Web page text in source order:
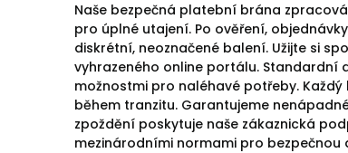
Naše bezpečná platební brána
pro úplné utajení. Po ověření,
diskrétní, neoznačené balení. Užijte si
vyhrazeného online portálu. Standardní
možnostmi pro naléhavé potřeby.
během tranzitu. Garantujeme
zpoždění poskytuje naše zákaznická
mezinárodními normami pro